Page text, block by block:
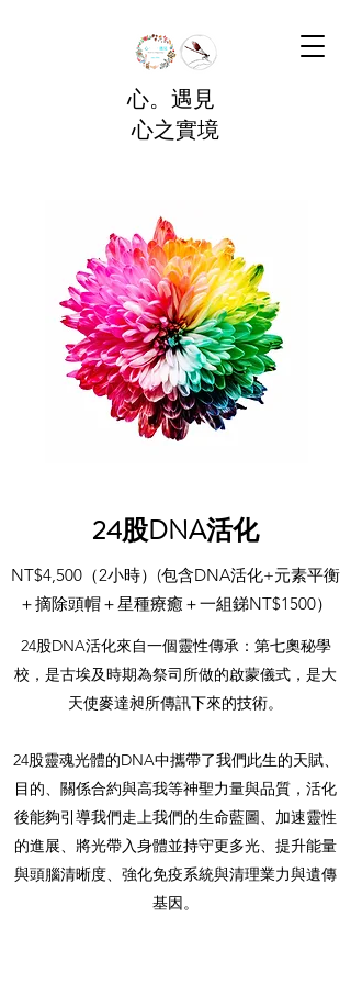
心。遇見
心之實境
24股DNA活化
NT$4,500（2小時）(包含DNA活化+元素平衡
＋摘除頭帽＋星種療癒＋一組銻NT$1500）
24股DNA活化來自一個靈性傳承：第七奧秘學
校，是古埃及時期為祭司所做的啟蒙儀式，是大
天使麥達昶所傳訊下來的技術。
24股靈魂光體的DNA中攜帶了我們此生的天賦、
目的、關係合約與高我等神聖力量與品質，活化
後能夠引導我們走上我們的生命藍圖、加速靈性
的進展、將光帶入身體並持守更多光、提升能量
與頭腦清晰度、強化免疫系統與清理業力與遺傳
基因。